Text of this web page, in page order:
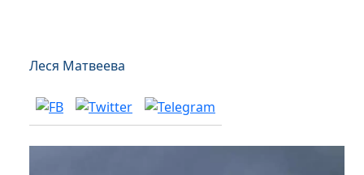
Леся Матвеева